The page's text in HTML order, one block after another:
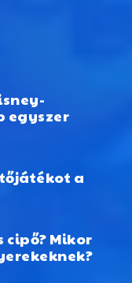
a
Mikor